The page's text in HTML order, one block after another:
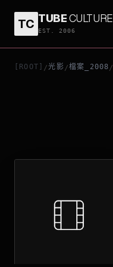
TC TUBECULTURE
EST. 2006
[ROOT] /光影 /檔案_2008 /
愛慾流離